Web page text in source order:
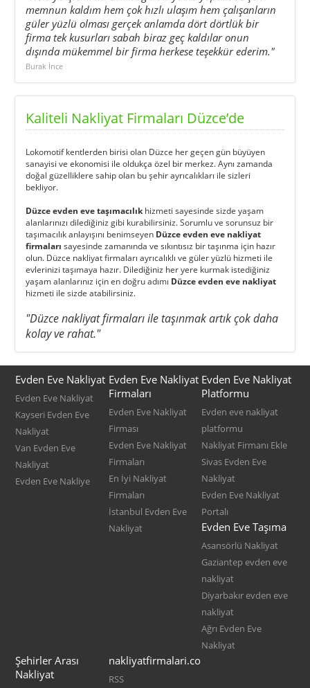
memnun kaldım hem çok hızlı ulaşım hem çalışanların
güler yüzlü olması gerçek anlamda dört dörtlük bir
firma tek kusurları sabah biraz geç kaldılar onun
dışında mükemmel bir firma herkese teşekkür ederim."
Burak İnce
Kaliteli Nakliyat Firmaları Düzce’de
Lokomotif kentlerden birisi olan Düzce her geçen gün büyüyen
sanayisi ve ekonomisi ile oldukça özel bir merkez. Aynı zamanda
doğal güzelliklere sahip olan bu şehir ayrıcalıkları ile sizleri
bekliyor.
Düzce evden eve taşımacılıkhizmeti sayesinde sizde yaşam
alanlarınızı dilediğiniz gibi kurabilirsiniz. Sorumlu ve sorunsuz bir
taşımacılık anlayışını benimseyen Düzce evden eve nakliyat
firmaları sayesinde zamanında ve sıkıntısız bir taşınma için hazır
olun. Düzce nakliyat firmaları ayrıcalıklı ve güler yüzlü hizmeti ile
evlerinizi taşımaya hazır. Dilediğiniz her yere kurmak istediğiniz
yaşam alanlarınız için en doğru adımı Düzce evden eve nakliyat
hizmeti ile sizde atabilirsiniz.
"Düzce nakliyat firmaları ile taşınmak artık çok daha
kolay ve rahat."
Evden Eve Nakliyat
Evden Eve Nakliyat
Kayseri Evden Eve
Nakliyat
Van Evden Eve
Nakliyat
Evden Eve Nakliye
Evden Eve Nakliyat
Firmaları
Evden Eve Nakliyat
Firması
Evden Eve Nakliyat
Firmaları
En İyi Nakliyat
Firmaları
İstanbul Evden Eve
Nakliyat
Evden Eve Nakliyat
Platformu
Evden eve nakliyat
platformu
Nakliyat Firmanı Ekle
Sivas Evden Eve
Nakliyat
Evden Eve Nakliyat
Portalı
Evden Eve Taşıma
Asansörlü Nakliyat
Gaziantep evden eve
nakliyat
Diyarbakır evden eve
nakliyat
Ağrı Evden Eve
Nakliyat
Şehirler Arası
Nakliyat
nakliyatfirmalari.co
RSS